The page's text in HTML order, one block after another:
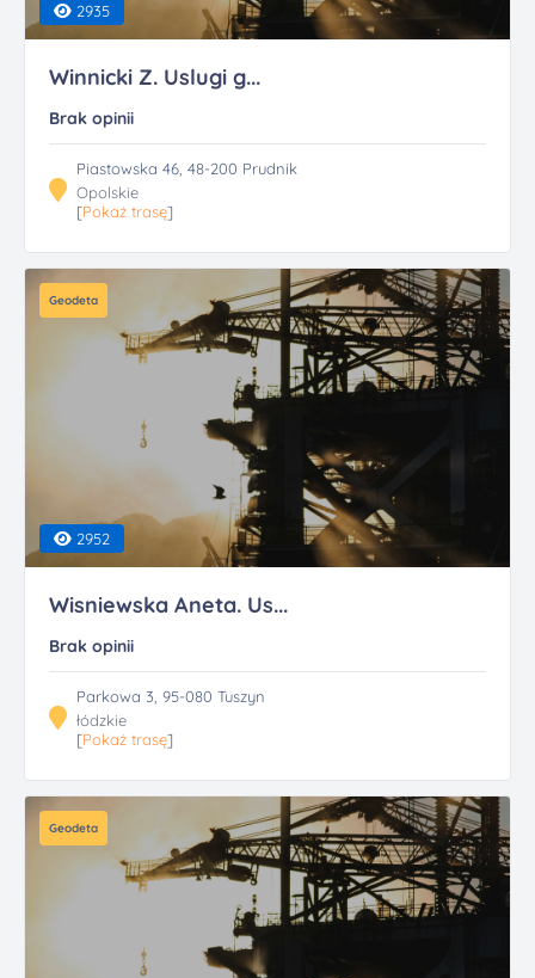
2935
Winnicki Z. Uslugi g...
Brak opinii
Piastowska 46, 48-200 Prudnik
Opolskie
[Pokaż trasę]
Geodeta
2952
Wisniewska Aneta. Us...
Brak opinii
Parkowa 3, 95-080 Tuszyn
łódzkie
[Pokaż trasę]
Geodeta